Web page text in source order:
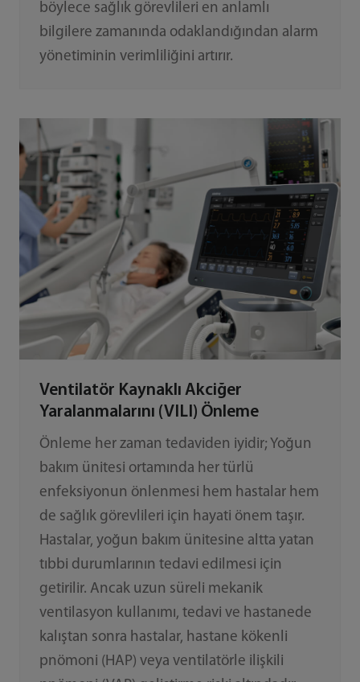
böylece sağlık görevlileri en anlamlı
bilgilere zamanında odaklandığından alarm
yönetiminin verimliliğini artırır.
Ventilatör Kaynaklı Akciğer
Yaralanmalarını (VILI) Önleme
Önleme her zaman tedaviden iyidir; Yoğun
bakım ünitesi ortamında her türlü
enfeksiyonun önlenmesi hem hastalar hem
de sağlık görevlileri için hayati önem taşır.
Hastalar, yoğun bakım ünitesine altta yatan
tıbbi durumlarının tedavi edilmesi için
getirilir. Ancak uzun süreli mekanik
ventilasyon kullanımı, tedavi ve hastanede
kalıştan sonra hastalar, hastane kökenli
pnömoni (HAP) veya ventilatörle ilişkili